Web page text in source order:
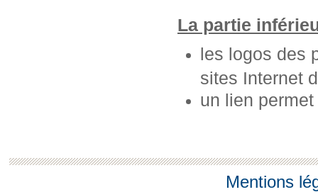
La partie
les logos des
sites Internet
un lien
Mentions